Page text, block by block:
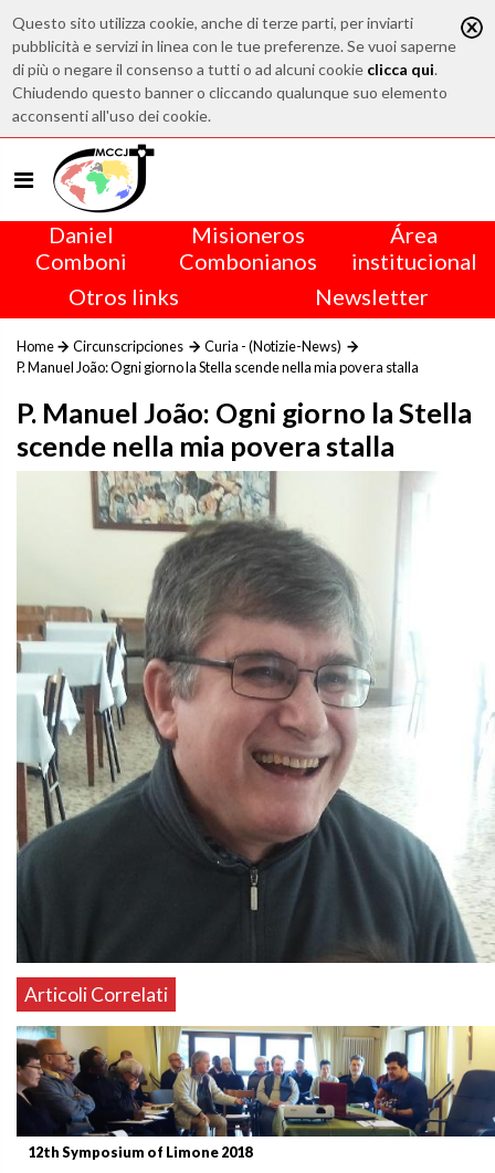
Questo sito utilizza cookie, anche di terze parti, per inviarti
pubblicità e servizi in linea con le tue preferenze. Se vuoi saperne
di più o negare il consenso a tutti o ad alcuni cookie clicca qui.
Chiudendo questo banner o cliccando qualunque suo elemento
acconsenti all'uso dei cookie.
Daniel
Comboni
Misioneros
Combonianos
Área
institucional
Otros links
Newsletter
Home Circunscripciones
Curia - (Notizie-News)
P. Manuel João: Ogni giorno la Stella scende nella mia povera stalla
P. Manuel João: Ogni giorno la Stella
scende nella mia povera stalla
Articoli Correlati
12th Symposium of Limone 2018